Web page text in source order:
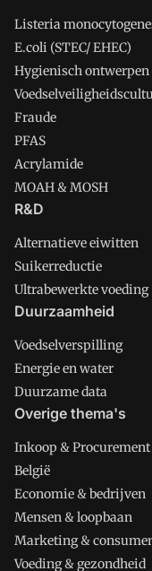
Listeria
E.coli (STEC/ EHEC)
Hygienisch ontwerpen
Fraude
PFAS
Acrylamide
MOAH & MOSH
R&D
Alternatieve eiwitten
Suikerreductie
Ultrabewerkte voeding
Duurzaamheid
Voedselverspilling
Energie en water
Duurzame data
Overige thema's
Inkoop & Procurement
België
Economie & bedrijven
Mensen & loopbaan
Marketing &
Voeding & gezondheid